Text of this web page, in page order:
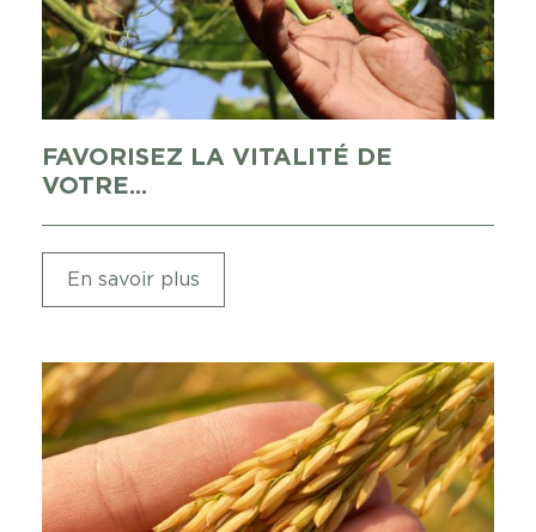
FAVORISEZ LA VITALITÉ DE
VOTRE...
En savoir plus